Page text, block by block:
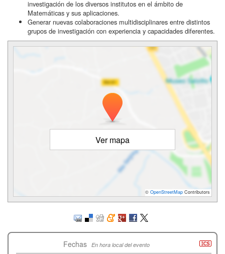
investigación de los diversos institutos en el ámbito de
Matemáticas y sus aplicaciones.
Generar nuevas colaboraciones multidisciplinares entre distintos
grupos de investigación con experiencia y capacidades diferentes.
Ver mapa
© OpenStreetMap Contributors
Fechas En hora local del evento